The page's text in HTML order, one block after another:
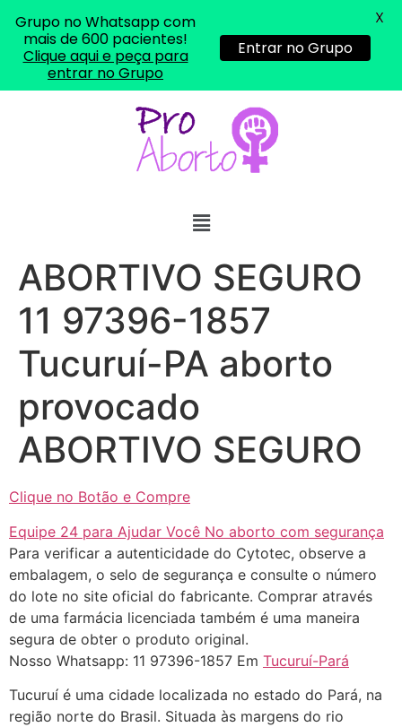
ABORTIVO SEGURO
11 97396-1857
Tucuruí-PA aborto
provocado
ABORTIVO SEGURO
Clique no Botão e Compre
Equipe 24 para Ajudar Você No aborto com segurança
Para verificar a autenticidade do Cytotec, observe a
embalagem, o selo de segurança e consulte o número
do lote no site oficial do fabricante. Comprar através
de uma farmácia licenciada também é uma maneira
segura de obter o produto original.
Nosso Whatsapp: 11 97396-1857 Em Tucuruí-Pará
Tucuruí é uma cidade localizada no estado do Pará, na
região norte do Brasil. Situada às margens do rio
Grupo no Whatsapp com
mais de 600 pacientes!
Clique aqui e peça para
entrar no Grupo
Entrar no Grupo
X